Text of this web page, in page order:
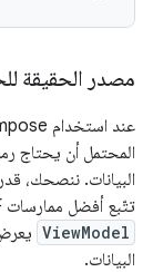
مصدر الحقيقة
البيانات. ننصحك،
تتّبع أفضل ممارسات UDF التي تستخدمها كلتا المنصّتَين، مثلاً في
ViewModel
البيانات.